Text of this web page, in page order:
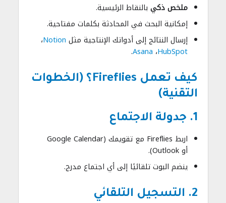
ملخص ذكي بالنقاط الرئيسية.
إمكانية البحث في المحادثة بكلمات مفتاحية.
إرسال النتائج إلى أدواتك الإنتاجية مثل Notion،
HubSpot، Asana
.
كيف تعمل Fireflies؟ (الخطوات
التقنية)
1. جدولة الاجتماع
اربط Fireflies مع تقويمك (Google Calendar
أو Outlook).
ينضم البوت تلقائيًا إلى أي اجتماع مدرج.
2. التسجيل التلقائي